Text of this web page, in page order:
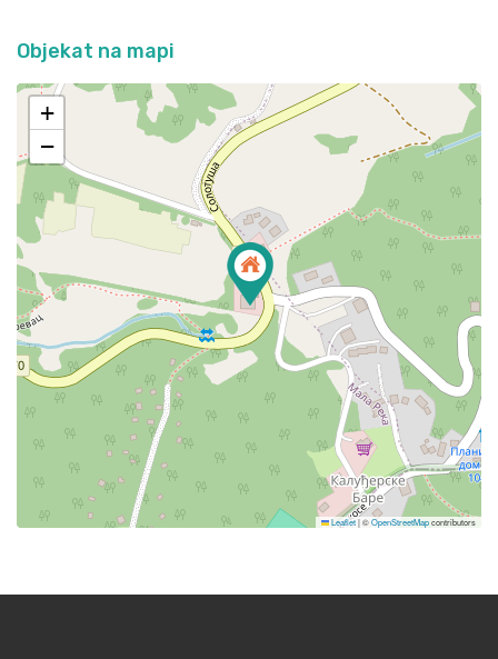
Objekat na mapi
+
−
Leaflet|©OpenStreetMapcontributors